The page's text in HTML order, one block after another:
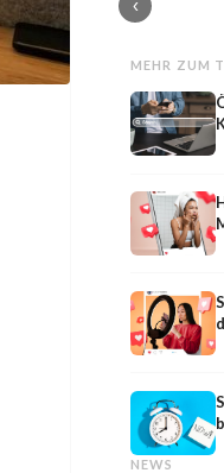
‹
MEHR ZUM
NEWS
Shared
Shared